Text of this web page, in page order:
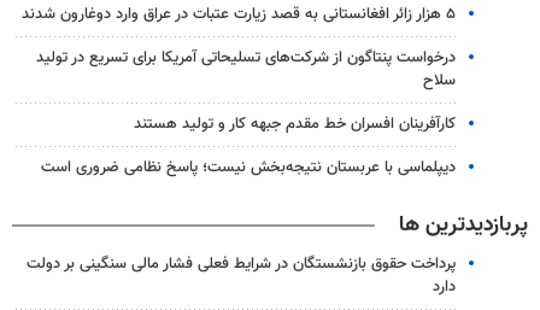
۵ هزار زائر افغانستانی به قصد زیارت عتبات در عراق وارد دوغارون شدند
درخواست پنتاگون از شرکت‌های تسلیحاتی آمریکا برای تسریع در تولید
سلاح
کارآفرینان افسران خط مقدم جبهه کار و تولید هستند
دیپلماسی با عربستان نتیجه‌بخش نیست؛ پاسخ نظامی ضروری است
پربازدیدترین ها
پرداخت حقوق بازنشستگان در شرایط فعلی فشار مالی سنگینی بر دولت
دارد